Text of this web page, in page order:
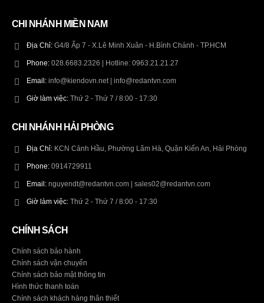
CHI NHÁNH MIỀN NAM
Địa Chỉ: G4/8 Ấp 7 - X.Lê Minh Xuân - H.Bình Chánh - TP.HCM
Phone: 028.6683.2326 | Hotline: 0963.21.21.27
Email: info@kiendovn.net | info@redantvn.com
Giờ làm việc: Thứ 2 - Thứ 7 / 8:00 - 17:30
CHI NHÁNH HẢI PHÒNG
Địa Chỉ: KCN Cảnh Hầu, Phường Lãm Hà, Quận Kiến An, Hải Phòng
Phone: 0914729911
Email: nguyendt@redantvn.com | sales02@redantvn.com
Giờ làm việc: Thứ 2 - Thứ 7 / 8:00 - 17:30
CHÍNH SÁCH
Chính sách bảo hành
Chính sách vận chuyển
Chính sách bảo mật thông tin
Hình thức thanh toán
Chính sách khách hàng thân thiết